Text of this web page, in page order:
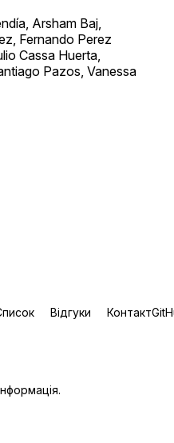
Arsham Baj,
Fernando Perez
Cassa Huerta,
Pazos, Vanessa
Відгуки Контакт
.